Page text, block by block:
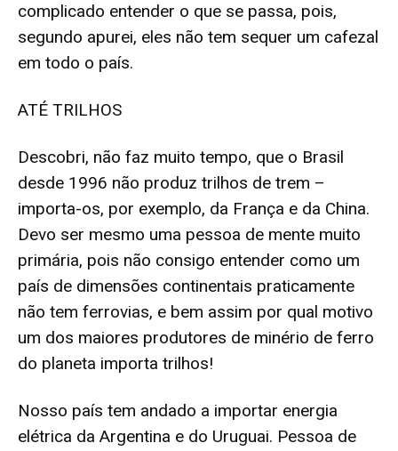
complicado entender o que se passa, pois,
segundo apurei, eles não tem sequer um cafezal
em todo o país.
ATÉ TRILHOS
Descobri, não faz muito tempo, que o Brasil
desde 1996 não produz trilhos de trem –
importa-os, por exemplo, da França e da China.
Devo ser mesmo uma pessoa de mente muito
primária, pois não consigo entender como um
país de dimensões continentais praticamente
não tem ferrovias, e bem assim por qual motivo
um dos maiores produtores de minério de ferro
do planeta importa trilhos!
Nosso país tem andado a importar energia
elétrica da Argentina e do Uruguai. Pessoa de